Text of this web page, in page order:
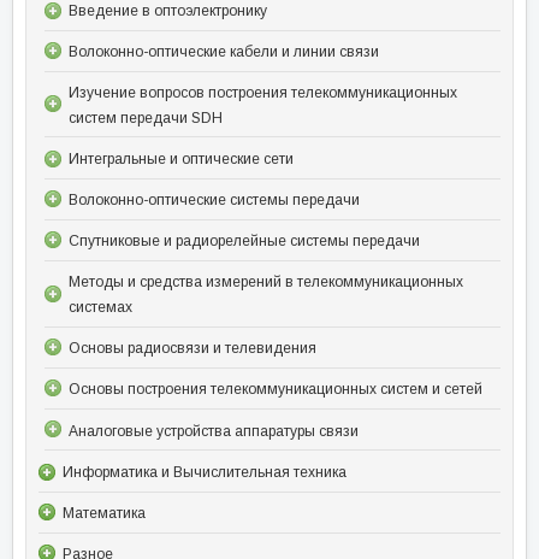
Введение в оптоэлектронику
Волоконно-оптические кабели и линии связи
Изучение вопросов построения телекоммуникационных
систем передачи SDH
Интегральные и оптические сети
Волоконно-оптические системы передачи
Спутниковые и радиорелейные системы передачи
Методы и средства измерений в телекоммуникационных
системах
Основы радиосвязи и телевидения
Основы построения телекоммуникационных систем и сетей
Аналоговые устройства аппаратуры связи
Информатика и Вычислительная техника
Математика
Разное